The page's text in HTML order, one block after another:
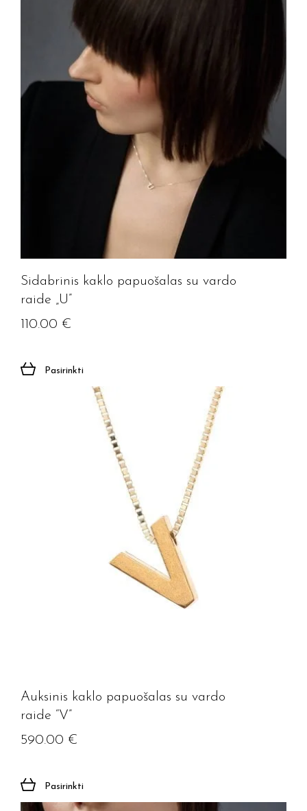
Sidabrinis kaklo papuošalas su vardo
raide „U”
110.00 €
Pasirinkti
Auksinis kaklo papuošalas su vardo
raide “V”
590.00 €
Pasirinkti